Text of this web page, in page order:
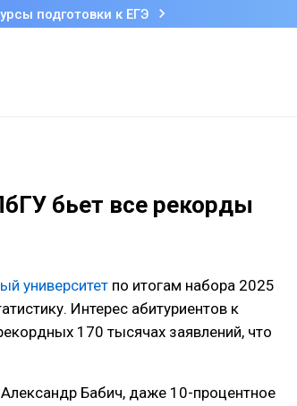
подготовки к ЕГЭ
бьет все рекорды
университет по итогам набора 2025
Интерес абитуриентов к
170 тысячах заявлений, что
Бабич, даже 10-процентное